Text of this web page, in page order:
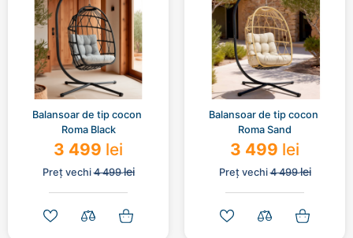
Balansoar de tip cocon
Roma Black
3 499 lei
Preț vechi4 499lei
Balansoar de tip cocon
Roma Sand
3 499 lei
Preț vechi4 499lei